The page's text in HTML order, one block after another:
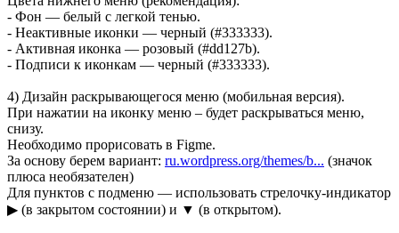
- Фон — белый с легкой тенью.
- Неактивные иконки — черный (#333333).
- Активная иконка — розовый (#dd127b).
- Подписи к иконкам — черный (#333333).
4) Дизайн раскрывающегося меню (мобильная версия).
При нажатии на иконку меню – будет раскрываться меню,
снизу.
Необходимо прорисовать в Figme.
За основу берем вариант: ru.wordpress.org/themes/b... (значок
плюса необязателен)
Для пунктов с подменю — использовать стрелочку-индикатор
▶ (в закрытом состоянии) и ▼ (в открытом).